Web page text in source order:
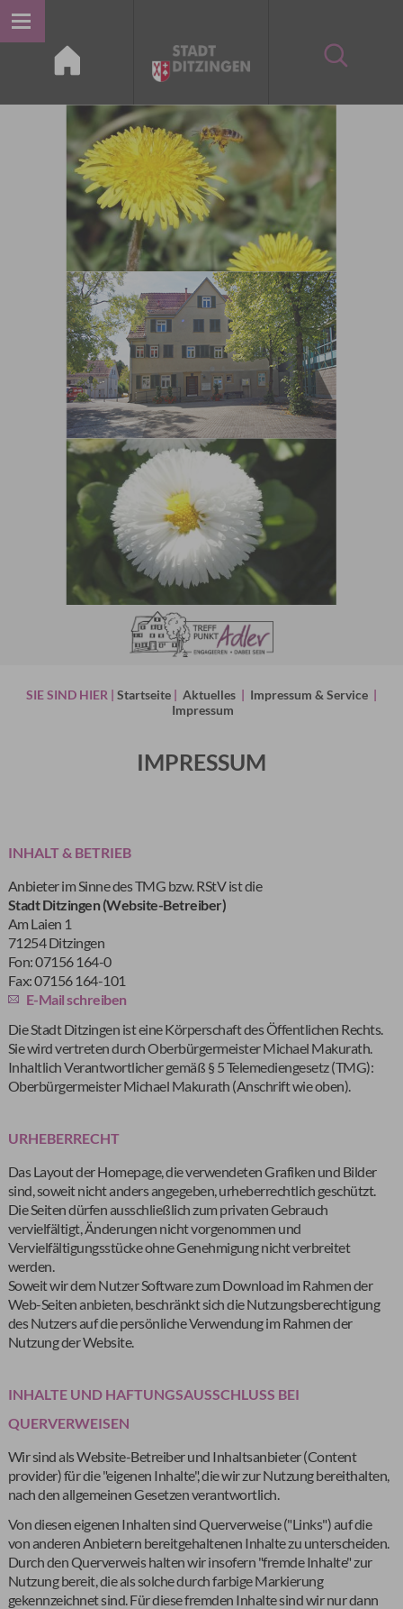
SIE SIND HIER | Startseite| Aktuelles| Impressum & Service|
Impressum
IMPRESSUM
INHALT & BETRIEB
Anbieter im Sinne des TMG bzw. RStV ist die
Stadt Ditzingen (Website-Betreiber)
Am Laien 1
71254 Ditzingen
Fon: 07156 164-0
Fax: 07156 164-101
E-Mail schreiben
Die Stadt Ditzingen ist eine Körperschaft des Öffentlichen Rechts.
Sie wird vertreten durch Oberbürgermeister Michael Makurath.
Inhaltlich Verantwortlicher gemäß § 5 Telemediengesetz (TMG):
Oberbürgermeister Michael Makurath (Anschrift wie oben).
URHEBERRECHT
Das Layout der Homepage, die verwendeten Grafiken und Bilder
sind, soweit nicht anders angegeben, urheberrechtlich geschützt.
Die Seiten dürfen ausschließlich zum privaten Gebrauch
vervielfältigt, Änderungen nicht vorgenommen und
Vervielfältigungsstücke ohne Genehmigung nicht verbreitet
werden.
Soweit wir dem Nutzer Software zum Download im Rahmen der
Web-Seiten anbieten, beschränkt sich die Nutzungsberechtigung
des Nutzers auf die persönliche Verwendung im Rahmen der
Nutzung der Website.
INHALTE UND HAFTUNGSAUSSCHLUSS BEI
QUERVERWEISEN
Wir sind als Website-Betreiber und Inhaltsanbieter (Content
provider) für die "eigenen Inhalte", die wir zur Nutzung bereithalten,
nach den allgemeinen Gesetzen verantwortlich.
Von diesen eigenen Inhalten sind Querverweise ("Links") auf die
von anderen Anbietern bereitgehaltenen Inhalte zu unterscheiden.
Durch den Querverweis halten wir insofern "fremde Inhalte" zur
Nutzung bereit, die als solche durch farbige Markierung
gekennzeichnet sind. Für diese fremden Inhalte sind wir nur dann